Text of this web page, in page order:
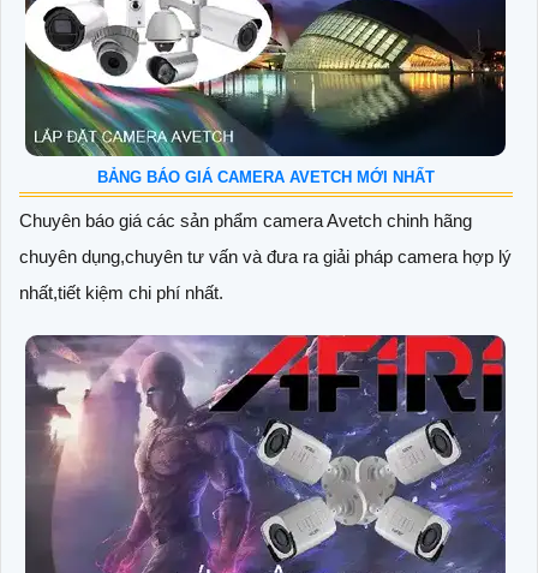
BẢNG BÁO GIÁ CAMERA AVETCH MỚI NHẤT
Chuyên báo giá các sản phẩm camera Avetch chinh hãng
chuyên dụng,chuyên tư vấn và đưa ra giải pháp camera hợp lý
nhất,tiết kiệm chi phí nhất.